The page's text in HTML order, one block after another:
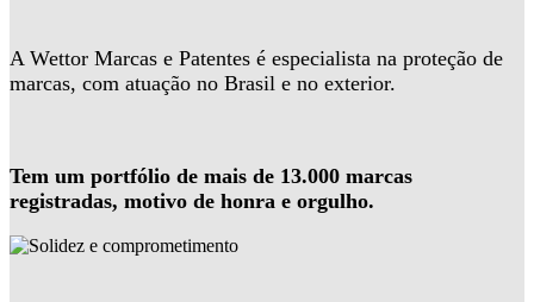
A Wettor Marcas e Patentes é especialista na proteção de
marcas, com atuação no Brasil e no exterior.
Tem um portfólio de mais de 13.000 marcas
registradas, motivo de honra e orgulho.